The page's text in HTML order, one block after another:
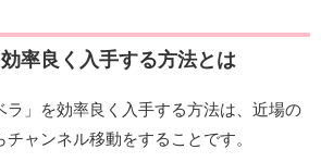
効率良く入手する方法とは
ラ」を効率良く入手する方法は、近場の
ャンネル移動をすることです。